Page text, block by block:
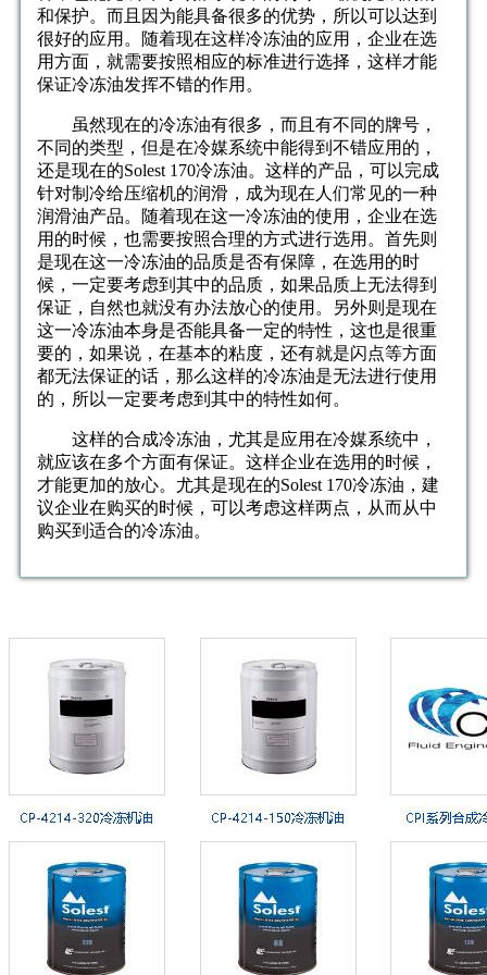
和保护。而且因为能具备很多的优势，所以可以达到
很好的应用。随着现在这样冷冻油的应用，企业在选
用方面，就需要按照相应的标准进行选择，这样才能
保证冷冻油发挥不错的作用。
虽然现在的冷冻油有很多，而且有不同的牌号，
不同的类型，但是在冷媒系统中能得到不错应用的，
还是现在的Solest 170冷冻油。这样的产品，可以完成
针对制冷给压缩机的润滑，成为现在人们常见的一种
润滑油产品。随着现在这一冷冻油的使用，企业在选
用的时候，也需要按照合理的方式进行选用。首先则
是现在这一冷冻油的品质是否有保障，在选用的时
候，一定要考虑到其中的品质，如果品质上无法得到
保证，自然也就没有办法放心的使用。另外则是现在
这一冷冻油本身是否能具备一定的特性，这也是很重
要的，如果说，在基本的粘度，还有就是闪点等方面
都无法保证的话，那么这样的冷冻油是无法进行使用
的，所以一定要考虑到其中的特性如何。
这样的合成冷冻油，尤其是应用在冷媒系统中，
就应该在多个方面有保证。这样企业在选用的时候，
才能更加的放心。尤其是现在的Solest 170冷冻油，建
议企业在购买的时候，可以考虑这样两点，从而从中
购买到适合的冷冻油。